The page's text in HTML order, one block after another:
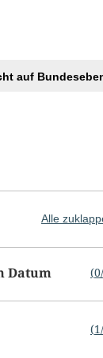
auf
Alle
Datum (0/
(1/